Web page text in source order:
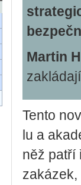
Martin
Tento
lu a
něž patří